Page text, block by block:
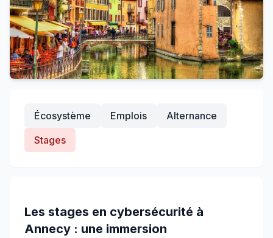
Écosystème Emplois
Alternance
Stages
Les stages en cybersécurité à
Annecy : une immersion